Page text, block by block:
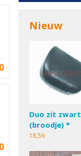
Nieuw
Duo zit zwart
(broodje) *
18,56